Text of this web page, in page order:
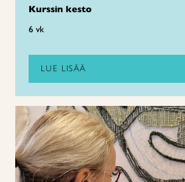
Kurssin kesto
6 vk
LUE LISÄÄ